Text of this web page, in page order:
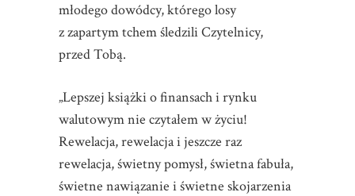
młodego dowódcy, którego losy
z zapartym tchem śledzili Czytelnicy,
przed Tobą.
„Lepszej książki o finansach i rynku
walutowym nie czytałem w życiu!
Rewelacja, rewelacja i jeszcze raz
rewelacja, świetny pomysł, świetna fabuła,
świetne nawiązanie i świetne skojarzenia